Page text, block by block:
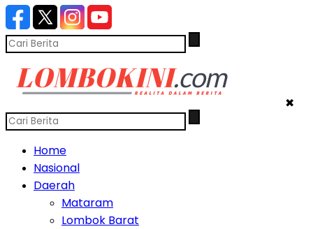
✖
Home
Nasional
Daerah
Mataram
Lombok Barat